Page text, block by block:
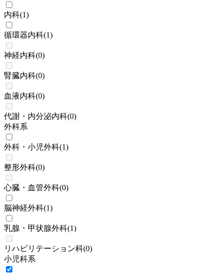
内科(1)
循環器内科(1)
神経内科(0)
腎臓内科(0)
血液内科(0)
代謝・内分泌内科(0)
外科系
外科・小児外科(1)
整形外科(0)
心臓・血管外科(0)
脳神経外科(1)
乳腺・甲状腺外科(1)
リハビリテーション科(0)
小児科系